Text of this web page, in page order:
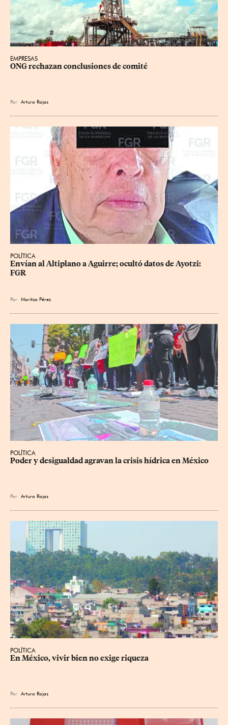
EMPRESAS
ONG rechazan conclusiones de comité
Por Arturo Rojas
POLÍTICA
Envían al Altiplano a Aguirre; ocultó datos de Ayotzi:
FGR
Por Maritza Pérez
POLÍTICA
Poder y desigualdad agravan la crisis hídrica en México
Por Arturo Rojas
POLÍTICA
En México, vivir bien no exige riqueza
Por Arturo Rojas